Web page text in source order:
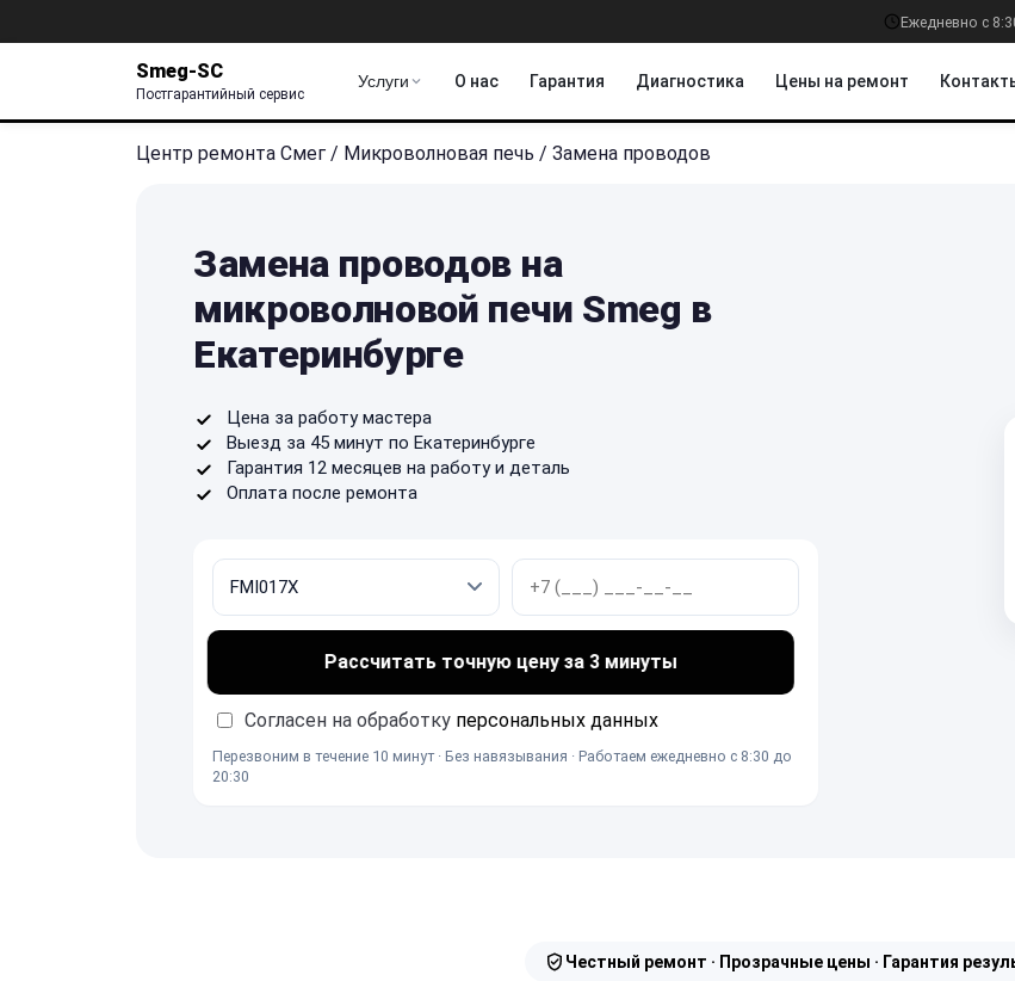
Ежедневно с
Smeg-SC
Постгарантийный сервис
Услуги О нас Гарантия Диагностика Цены на ремонт
Центр ремонта Смег / Микроволновая печь / Замена проводов
Замена проводов на
микроволновой печи Smeg в
Екатеринбурге
Цена за работу мастера
Выезд за 45 минут по Екатеринбурге
Гарантия 12 месяцев на работу и деталь
Оплата после ремонта
Рассчитать точную цену за 3 минуты
Согласен на обработку персональных данных
Перезвоним в течение 10 минут · Без навязывания · Работаем ежедневно с 8:30 до
20:30
Честный ремонт · Прозрачные цены · Гарантия